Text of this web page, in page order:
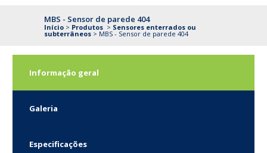
MBS - Sensor de parede 404
Início > Produtos > Sensores enterrados ou
subterrâneos > MBS - Sensor de parede 404
Informação geral
Galeria
Especificações